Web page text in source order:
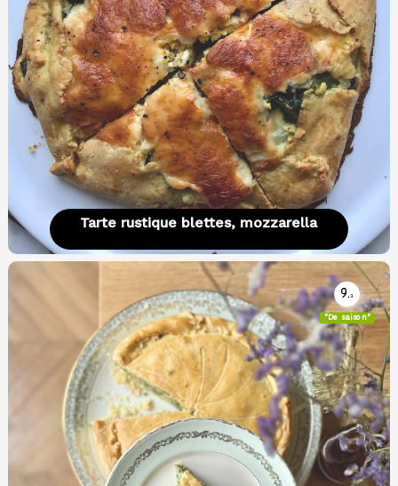
Tarte rustique blettes, mozzarella
9.3
"De saison"